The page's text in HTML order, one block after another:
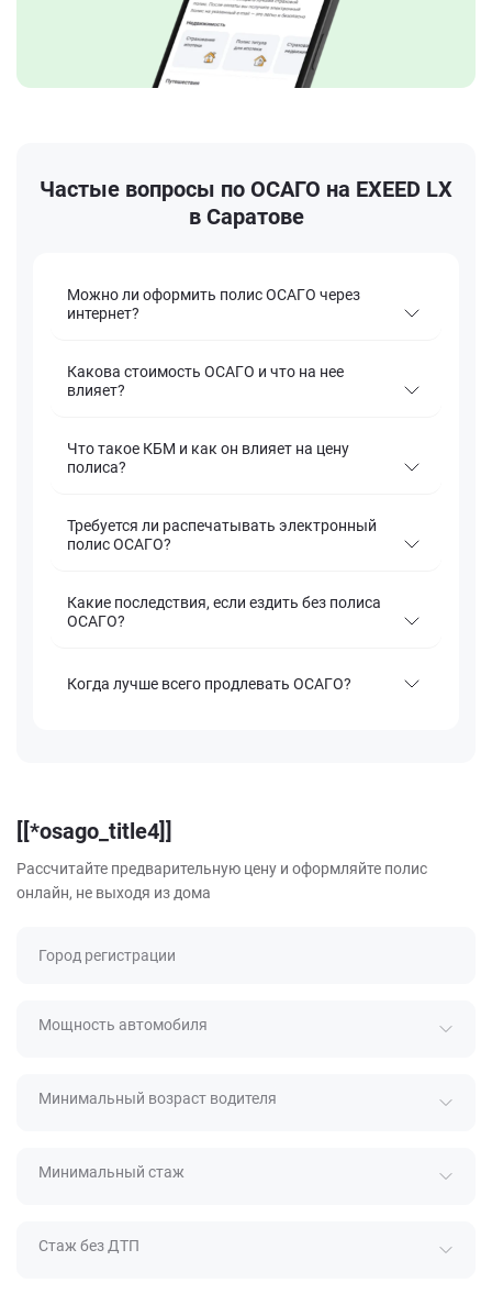
Частые вопросы по ОСАГО на EXEED LX
в Саратове
Можно ли оформить полис ОСАГО через
интернет?
Какова стоимость ОСАГО и что на нее
влияет?
Что такое КБМ и как он влияет на цену
полиса?
Требуется ли распечатывать электронный
полис ОСАГО?
Какие последствия, если ездить без полиса
ОСАГО?
Когда лучше всего продлевать ОСАГО?
[[*osago_title4]]
Рассчитайте предварительную цену и оформляйте полис
онлайн, не выходя из дома
Город регистрации
Мощность автомобиля
Минимальный возраст водителя
Минимальный стаж
Стаж без ДТП